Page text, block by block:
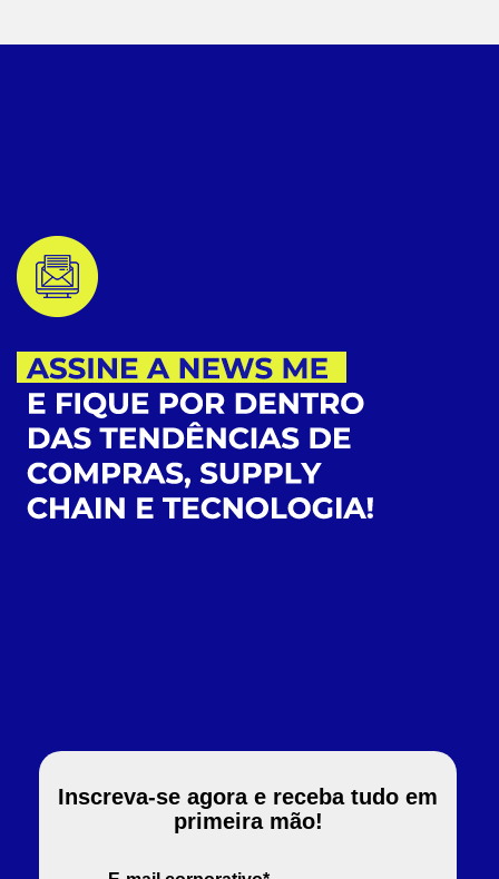
Inscreva-se agora e receba tudo em
primeira mão!